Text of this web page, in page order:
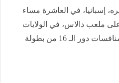
إسبانيا، في العاشرة مساء
الجاري، على ملعب دالاس، في الولايات
المتحدة الأمريكية، لحساب منافسات دور الـ 16 من بطولة